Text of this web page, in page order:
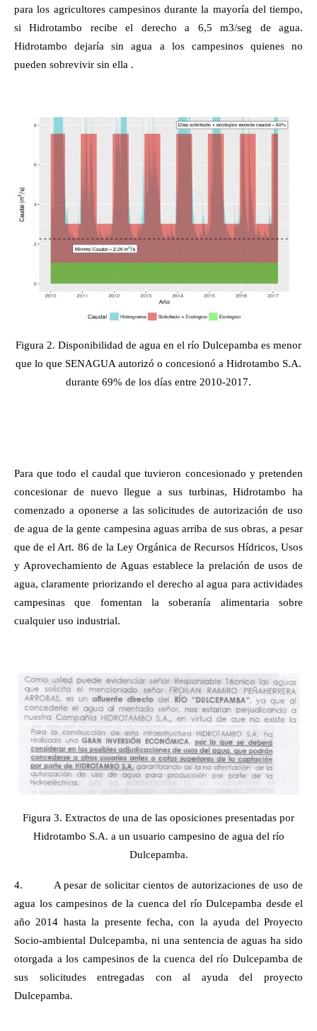
para los agricultores campesinos durante la mayoría del tiempo,
si Hidrotambo recibe el derecho a 6,5 m3/seg de agua.
Hidrotambo dejaría sin agua a los campesinos quienes no
pueden sobrevivir sin ella .
Figura 2. Disponibilidad de agua en el río Dulcepamba es menor
que lo que SENAGUA autorizó o concesionó a Hidrotambo S.A.
durante 69% de los días entre 2010-2017.
Para que todo el caudal que tuvieron concesionado y pretenden
concesionar de nuevo llegue a sus turbinas, Hidrotambo ha
comenzado a oponerse a las solicitudes de autorización de uso
de agua de la gente campesina aguas arriba de sus obras, a pesar
que de el Art. 86 de la Ley Orgánica de Recursos Hídricos, Usos
y Aprovechamiento de Aguas establece la prelación de usos de
agua, claramente priorizando el derecho al agua para actividades
campesinas que fomentan la soberanía alimentaria sobre
cualquier uso industrial.
Figura 3. Extractos de una de las oposiciones presentadas por
Hidrotambo S.A. a un usuario campesino de agua del río
Dulcepamba.
4.
A pesar de solicitar cientos de autorizaciones de uso de
agua los campesinos de la cuenca del río Dulcepamba desde el
año 2014 hasta la presente fecha, con la ayuda del Proyecto
Socio-ambiental Dulcepamba, ni una sentencia de aguas ha sido
otorgada a los campesinos de la cuenca del río Dulcepamba de
sus solicitudes entregadas con al ayuda del proyecto
Dulcepamba.